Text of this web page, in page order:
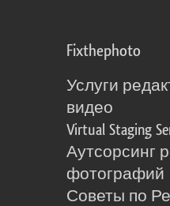
Fixthephoto
Услуги
видео
Virtual Staging
Аутсорсинг
фотографий
Советы по